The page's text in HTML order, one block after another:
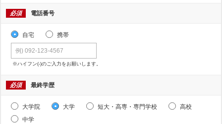
必須 電話番号
自宅 携帯
※ハイフン(-)のご入力をお願いします。
必須 最終学歴
大学院 大学 短大・高専・専門学校
高校
中学